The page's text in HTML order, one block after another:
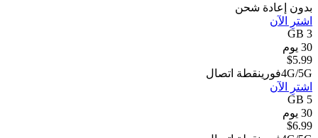
بدون إعادة شحن
اشترِ الآن
3 GB
30 يوم
$5.99
4G/5Gفورينقطة اتصال
اشترِ الآن
5 GB
30 يوم
$6.99